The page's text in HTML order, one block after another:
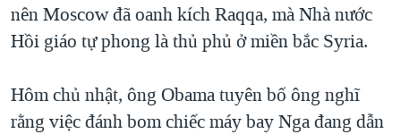
nên Moscow đã oanh kích Raqqa, mà Nhà nước
Hồi giáo tự phong là thủ phủ ở miền bắc Syria.
Hôm chủ nhật, ông Obama tuyên bố ông nghĩ
rằng việc đánh bom chiếc máy bay Nga đang dẫn